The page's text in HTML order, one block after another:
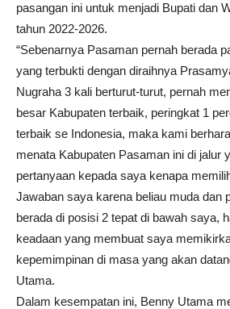
pasangan ini untuk menjadi Bupati dan
tahun 2022-2026.
“Sebenarnya Pasaman pernah berada
yang terbukti dengan diraihnya
Nugraha 3 kali berturut-turut, pernah
besar Kabupaten terbaik, peringkat 1
terbaik se Indonesia, maka kami
menata Kabupaten Pasaman ini di jalur
pertanyaan kepada saya kenapa
Jawaban saya karena beliau muda dan
berada di posisi 2 tepat di bawah saya,
keadaan yang membuat saya
kepemimpinan di masa yang akan
Utama.
Dalam kesempatan ini, Benny Utama